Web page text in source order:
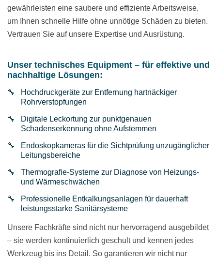
gewährleisten eine saubere und effiziente Arbeitsweise,
um Ihnen schnelle Hilfe ohne unnötige Schäden zu bieten.
Vertrauen Sie auf unsere Expertise und Ausrüstung.
Unser technisches Equipment – für effektive und
nachhaltige Lösungen:
Hochdruckgeräte zur Entfernung hartnäckiger
Rohrverstopfungen
Digitale Leckortung zur punktgenauen
Schadenserkennung ohne Aufstemmen
Endoskopkameras für die Sichtprüfung unzugänglicher
Leitungsbereiche
Thermografie-Systeme zur Diagnose von Heizungs-
und Wärmeschwächen
Professionelle Entkalkungsanlagen für dauerhaft
leistungsstarke Sanitärsysteme
Unsere Fachkräfte sind nicht nur hervorragend ausgebildet
– sie werden kontinuierlich geschult und kennen jedes
Werkzeug bis ins Detail. So garantieren wir nicht nur